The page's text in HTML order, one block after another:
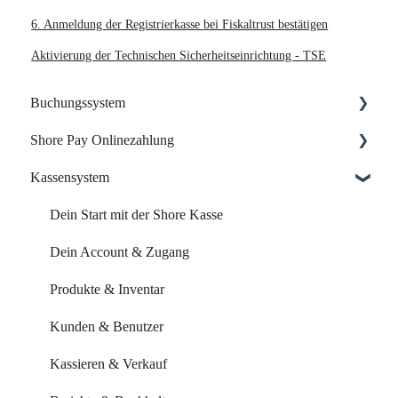
6. Anmeldung der Registrierkasse bei Fiskaltrust bestätigen
Aktivierung der Technischen Sicherheitseinrichtung - TSE
Buchungssystem
Dein Start mit Shore
Dein Account & Zugang
Kalender & Termine
Buchungsseite
Buchungseinstellungen
Buchung über externe Plattformen
Systemeinstellungen
Shore Pay Onlinezahlung
Einrichtung & Aktivierung
Zahlungsoptionen & Funktionen
Kassensystem
Dein Start mit der Shore Kasse
Dein Account & Zugang
Produkte & Inventar
Kunden & Benutzer
Kassieren & Verkauf